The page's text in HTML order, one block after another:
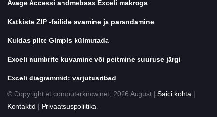
Avage Accessi andmebaas Exceli makroga
Katkiste ZIP -failide avamine ja parandamine
Kuidas pilte Gimpis külmutada
Exceli numbrite kuvamine või peitmine suuruse järgi
Exceli diagrammid: varjutusribad
© Copyright et.computerknow.net, 2026 August | Saidi kohta |
Kontaktid | Privaatsuspoliitika